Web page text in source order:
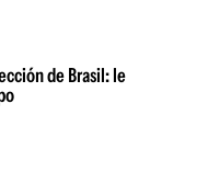
de Brasil: le